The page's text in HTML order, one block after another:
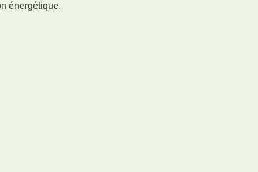
énergétique.